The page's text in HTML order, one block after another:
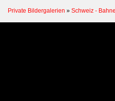
Private Bildergalerien » Schweiz -